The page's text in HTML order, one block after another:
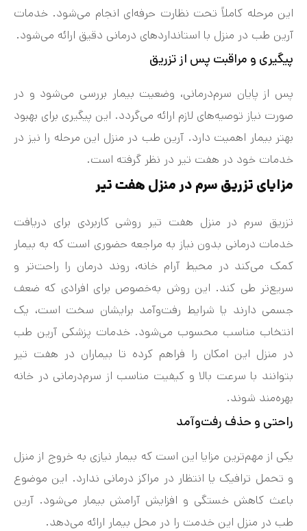
این مرحله کاملاً تحت نظارت حرفه‌ای انجام می‌شود. خدمات
آرین طب در منزل با استانداردهای درمانی دقیق ارائه می‌شود.
پیگیری و مراقبت پس از تزریق
پس از پایان سرم‌درمانی، وضعیت بیمار بررسی می‌شود و در
صورت نیاز توصیه‌های لازم ارائه می‌گردد. این پیگیری برای بهبود
بهتر بیمار اهمیت دارد. آرین طب در منزل این مرحله را نیز در
خدمات خود در هفت‌ تیر در نظر گرفته است.
مزایای تزریق سرم در منزل هفت تیر
تزریق سرم در منزل هفت‌ تیر روشی کاربردی برای دریافت
خدمات درمانی بدون نیاز به مراجعه حضوری است که به بیمار
کمک می‌کند در محیط آرام خانه، روند درمان را راحت‌تر و
سریع‌تر طی کند. این روش به‌خصوص برای افرادی که ضعف
جسمی دارند یا شرایط رفت‌وآمد برایشان سخت است، یک
انتخاب مناسب محسوب می‌شود. خدمات پزشکی آرین طب
در منزل این امکان را فراهم کرده تا بیماران در هفت‌ تیر
بتوانند با سرعت بالا و کیفیت مناسب از سرم‌درمانی در خانه
بهره‌مند شوند.
راحتی و حذف رفت‌وآمد
یکی از مهم‌ترین مزایا این است که بیمار نیازی به خروج از منزل
و تحمل ترافیک یا انتظار در مراکز درمانی ندارد. این موضوع
باعث کاهش خستگی و افزایش آرامش بیمار می‌شود. آرین
طب در منزل این خدمت را در محل بیمار ارائه می‌دهد.